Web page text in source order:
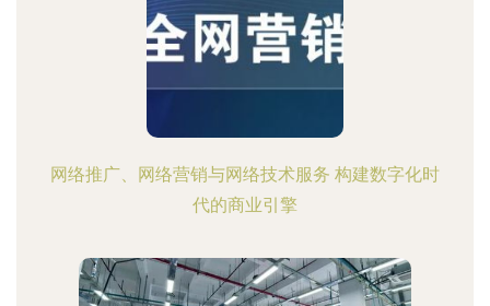
网络推广、网络营销与网络技术服务 构建数字化时
代的商业引擎